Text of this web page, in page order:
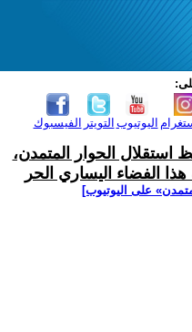
الفيسبوك التويتر اليوتيوب
استقلال الحوار المتمدن،
الفضاء اليساري الحر
على اليوتيوب]